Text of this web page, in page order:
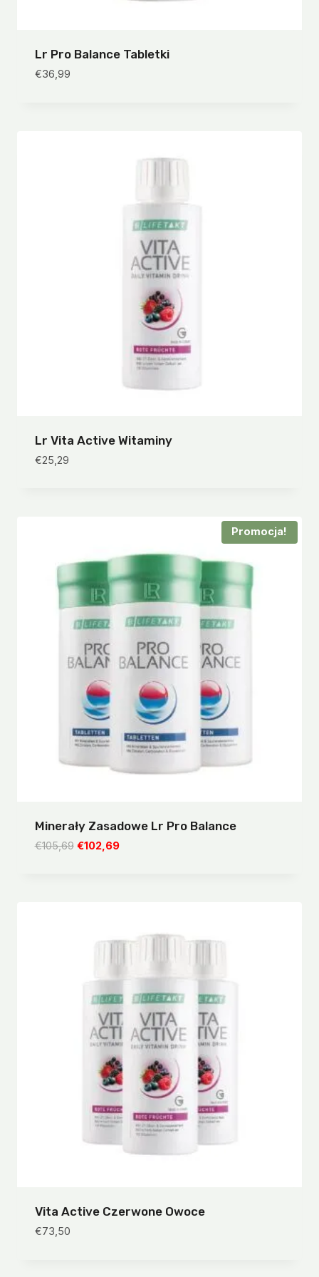
Lr Pro Balance Tabletki
€36,99
Lr Vita Active Witaminy
€25,29
Promocja!
Minerały Zasadowe Lr Pro Balance
€105,69 Pierwotna
€102,69Aktualna
Vita Active Czerwone Owoce
€73,50